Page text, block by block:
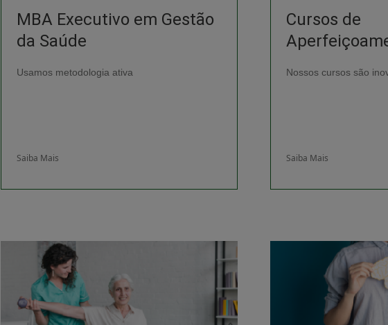
MBA Executivo em Gestão
da Saúde
Usamos metodologia ativa
Saiba Mais
Cursos de
Nossos cursos são
Saiba Mais